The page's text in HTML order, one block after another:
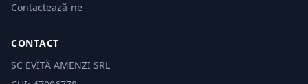
Contactează-ne
CONTACT
SC EVITĂ AMENZI SRL